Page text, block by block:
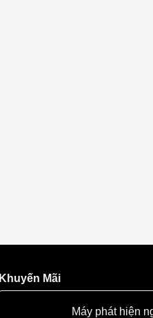
Khuyến Mãi
Máy phát hiện